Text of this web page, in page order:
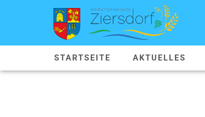
STARTSEITE AKTUELLES